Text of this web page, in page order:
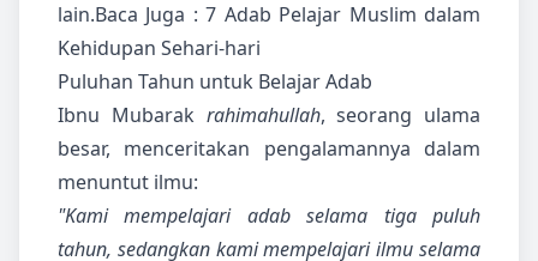
lain.Baca Juga :7 Adab Pelajar Muslim dalam
Kehidupan Sehari-hari
Puluhan Tahun untuk Belajar Adab
Ibnu Mubarak rahimahullah, seorang ulama
besar, menceritakan pengalamannya dalam
menuntut ilmu:
"Kami mempelajari adab selama tiga puluh
tahun, sedangkan kami mempelajari ilmu selama